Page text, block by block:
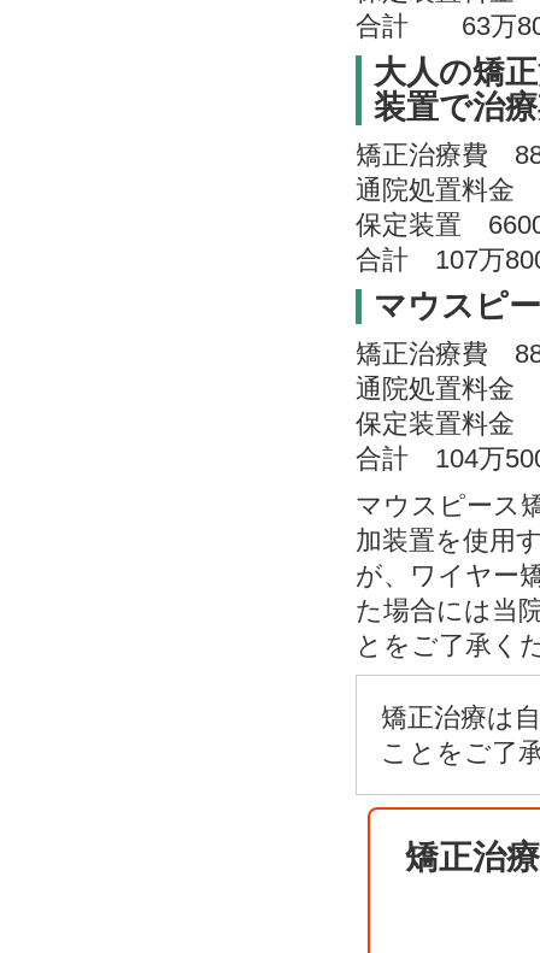
合計 63万
大人の矯
装置で治
矯正治療費
通院処置料
保定装置
合計 107万
マウスピ
矯正治療費
通院処置料金
保定装置料金
合計 104万
マウスピース
加装置を使用
が、ワイヤー
た場合には当
とをご了承く
矯正治療は
ことをご了
矯正治